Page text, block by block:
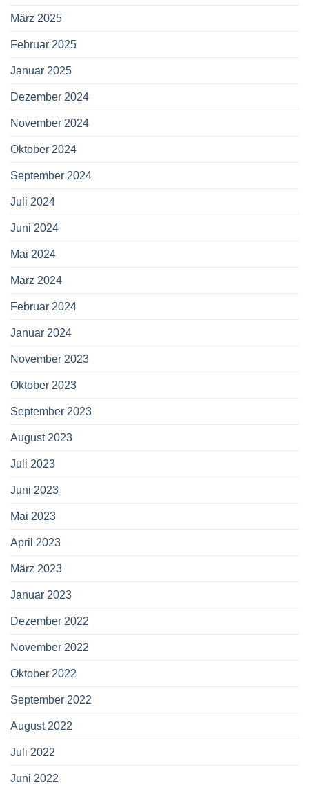
März 2025
Februar 2025
Januar 2025
Dezember 2024
November 2024
Oktober 2024
September 2024
Juli 2024
Juni 2024
Mai 2024
März 2024
Februar 2024
Januar 2024
November 2023
Oktober 2023
September 2023
August 2023
Juli 2023
Juni 2023
Mai 2023
April 2023
März 2023
Januar 2023
Dezember 2022
November 2022
Oktober 2022
September 2022
August 2022
Juli 2022
Juni 2022